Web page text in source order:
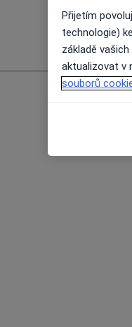
Přijetím
technologie)
základě
aktualizovat v
souborů